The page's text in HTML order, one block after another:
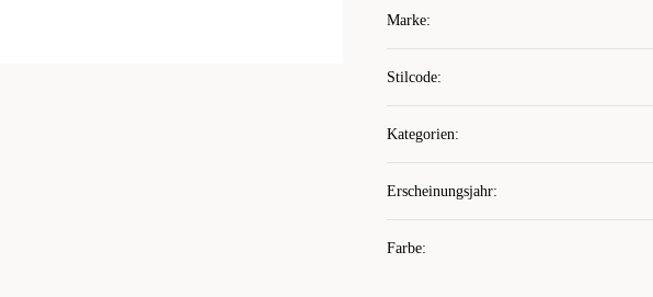
Marke:
Stilcode:
Kategorien:
Erscheinungsjahr:
Farbe: